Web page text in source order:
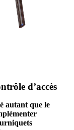
d’accès
autant que le